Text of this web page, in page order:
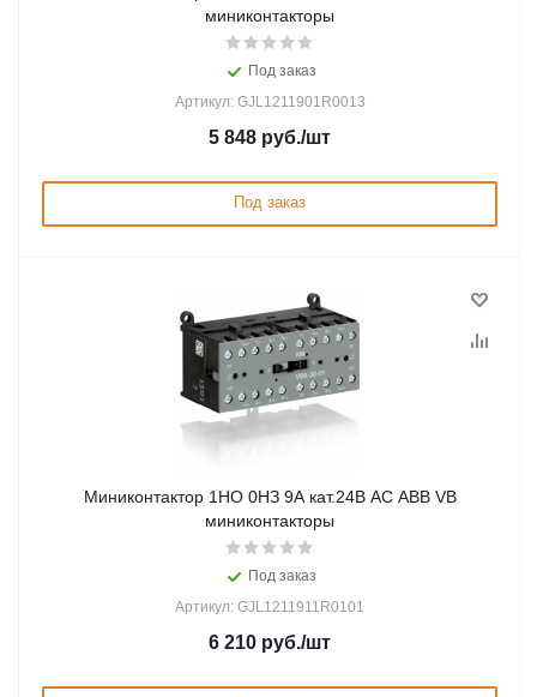
миниконтакторы
Под заказ
Артикул: GJL1211901R0013
5 848 руб./шт
Под заказ
Миниконтактор 1НО 0НЗ 9А кат.24В AC ABB VB
миниконтакторы
Под заказ
Артикул: GJL1211911R0101
6 210 руб./шт